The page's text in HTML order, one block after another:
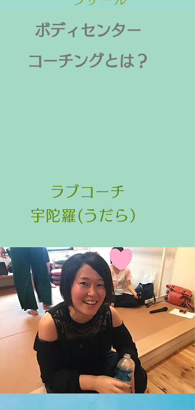
ボディセンター
​コーチングとは？
​ラブコーチ
宇陀羅(うだら）